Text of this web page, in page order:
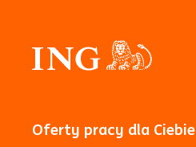
Oferty pracy dla Ciebie